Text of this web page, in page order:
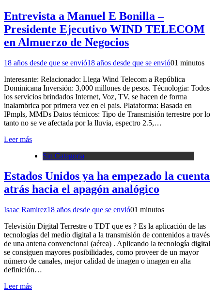
Entrevista a Manuel E Bonilla –
Presidente Ejecutivo WIND TELECOM
en Almuerzo de Negocios
18 años desde que se envió18 años desde que se envió01 minutos
Interesante: Relacionado: Llega Wind Telecom a República
Dominicana Inversión: 3,000 millones de pesos. Técnologia: Todos
los servicios brindados Internet, Voz, TV, se hacen de forma
inalambrica por primera vez en el pais. Plataforma: Basada en
IPmpls, MMDs Datos técnicos: Tipo de Transmisión terrestre por lo
tanto no se ve afectada por la lluvia, espectro 2.5,…
Leer más
Sin Categoria
Estados Unidos ya ha empezado la cuenta
atrás hacia el apagón analógico
Isaac Ramirez18 años desde que se envió01 minutos
Televisión Digital Terrestre o TDT que es ? Es la aplicación de las
tecnologías del medio digital a la transmisión de contenidos a través
de una antena convencional (aérea) . Aplicando la tecnología digital
se consiguen mayores posibilidades, como proveer de un mayor
número de canales, mejor calidad de imagen o imagen en alta
definición…
Leer más